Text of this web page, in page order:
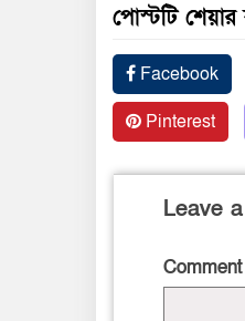
পোস্টটি
Facebook
Pinterest
Leave
Comment